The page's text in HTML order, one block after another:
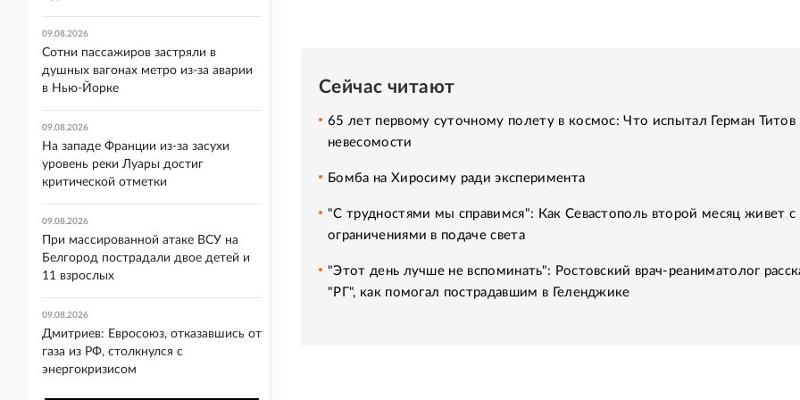
Сейчас читают
65 лет первому суточному полету в космос: Что испытал Герман Титов
невесомости
Бомба на Хиросиму ради эксперимента
"С трудностями мы справимся": Как Севастополь второй месяц живет с
ограничениями в подаче света
"Этот день лучше не вспоминать": Ростовский врач-реаниматолог
"РГ", как помогал пострадавшим в Геленджике
09.08.2026
Сотни пассажиров застряли в
душных вагонах метро из-за аварии
в Нью-Йорке
09.08.2026
На западе Франции из-за засухи
уровень реки Луары достиг
критической отметки
09.08.2026
При массированной атаке ВСУ на
Белгород пострадали двое детей и
11 взрослых
09.08.2026
Дмитриев: Евросоюз, отказавшись от
газа из РФ, столкнулся с
энергокризисом